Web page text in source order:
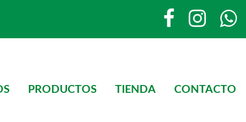
PRODUCTOS TIENDA CONTACTO